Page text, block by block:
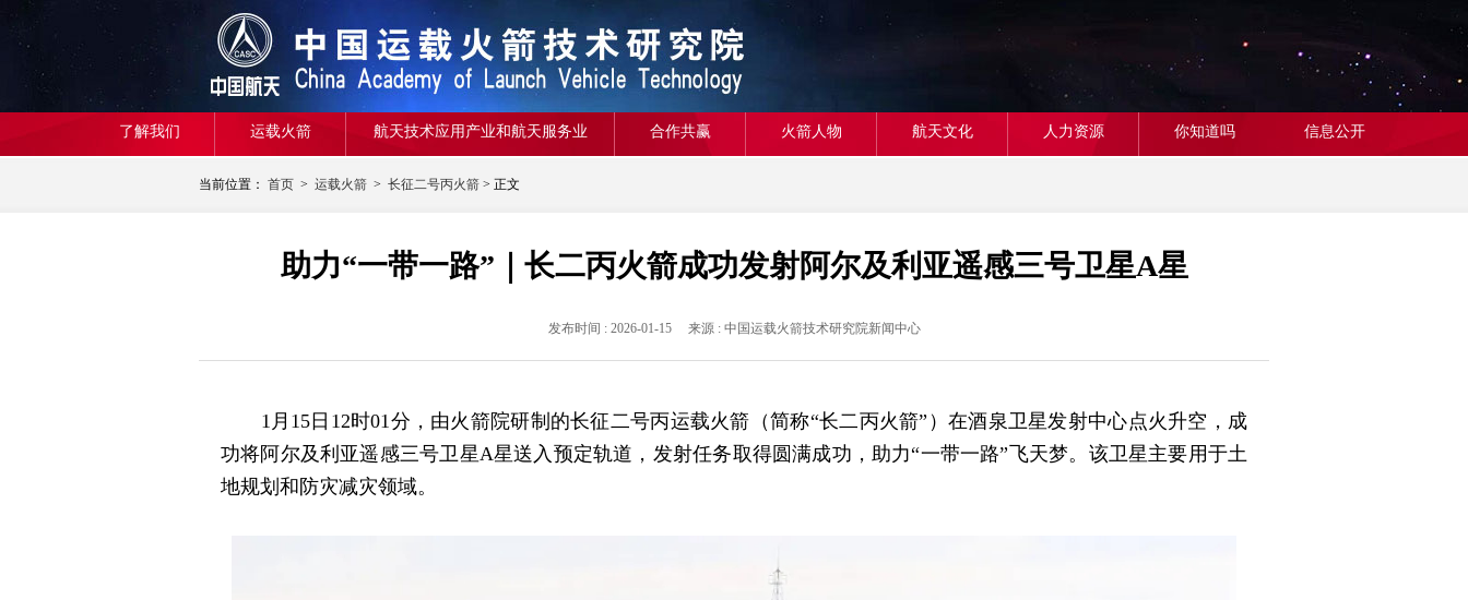
了解我们 运载火箭 航天技术应用产业和航天服务业 合作共赢 火箭人物 航天文化 人力资源 你知道吗 信息公开
当前位置： 首页 > 运载火箭 > 长征二号丙火箭 > 正文
助力“一带一路”｜长二丙火箭成功发射阿尔及利亚遥感三号卫星A星
发布时间 : 2026-01-15 来源 : 中国运载火箭技术研究院新闻中心
1月15日12时01分，由火箭院研制的长征二号丙运载火箭（简称“长二丙火箭”）在酒泉卫星发射中心点火升空，成
功将阿尔及利亚遥感三号卫星A星送入预定轨道，发射任务取得圆满成功，助力“一带一路”飞天梦。该卫星主要用于土
地规划和防灾减灾领域。